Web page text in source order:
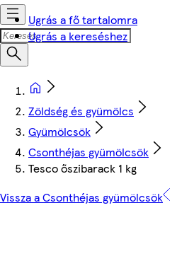
Ugrás a fő tartalomra
Ugrás a kereséshez
Zöldség és gyümölcs
Gyümölcsök
Csonthéjas gyümölcsök
Tesco őszibarack 1 kg
Vissza a Csonthéjas gyümölcsök